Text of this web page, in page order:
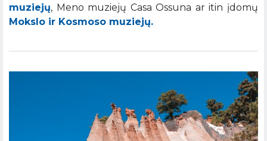
muziejų, Meno muziejų Casa Ossuna ar itin įdomų
Mokslo ir Kosmoso muziejų.